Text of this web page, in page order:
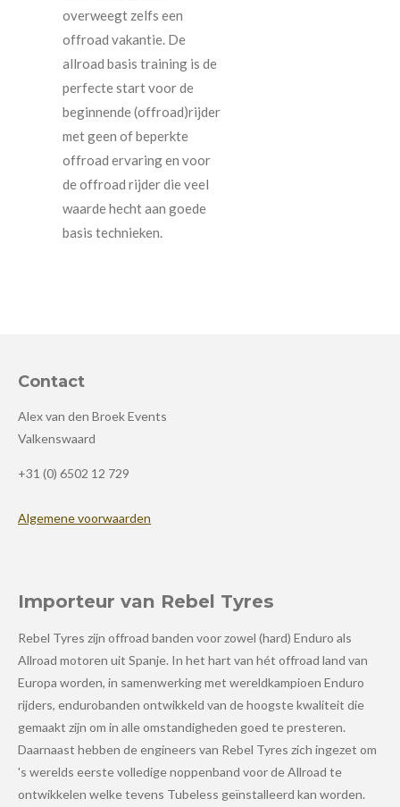
overweegt zelfs een
offroad vakantie. De
allroad basis training is de
perfecte start voor de
beginnende (offroad)rijder
met geen of beperkte
offroad ervaring en voor
de offroad rijder die veel
waarde hecht aan goede
basis technieken.
Contact
Alex van den Broek Events
Valkenswaard
+31 (0) 6502 12 729
Algemene voorwaarden
Importeur van Rebel Tyres
Rebel Tyres zijn offroad banden voor zowel (hard) Enduro als
Allroad motoren uit Spanje. In het hart van hét offroad land van
Europa worden, in samenwerking met wereldkampioen Enduro
rijders, endurobanden ontwikkeld van de hoogste kwaliteit die
gemaakt zijn om in alle omstandigheden goed te presteren.
Daarnaast hebben de engineers van Rebel Tyres zich ingezet om
's werelds eerste volledige noppenband voor de Allroad te
ontwikkelen welke tevens Tubeless geïnstalleerd kan worden.